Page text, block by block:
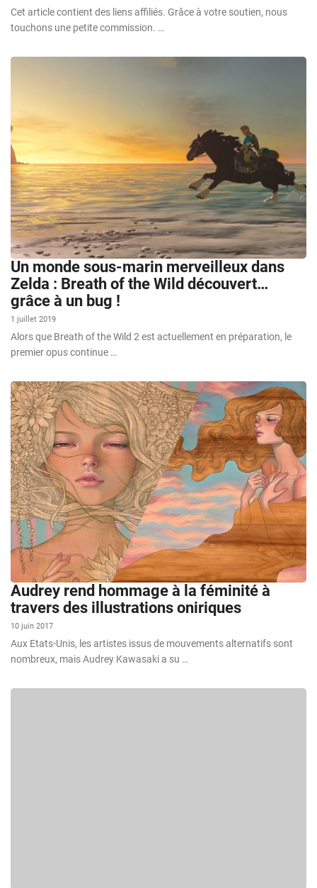
Cet article contient des liens affiliés. Grâce à votre soutien, nous
touchons une petite commission. …
Un monde sous-marin merveilleux dans
Zelda : Breath of the Wild découvert…
grâce à un bug !
1 juillet 2019
Alors que Breath of the Wild 2 est actuellement en préparation, le
premier opus continue …
Audrey rend hommage à la féminité à
travers des illustrations oniriques
10 juin 2017
Aux Etats-Unis, les artistes issus de mouvements alternatifs sont
nombreux, mais Audrey Kawasaki a su …